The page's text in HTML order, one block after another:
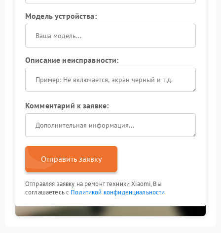
Модель устройства:
Описание неисправности:
Комментарий к заявке:
Отправить заявку
Отправляя заявку на ремонт техники Xiaomi, Вы
соглашаетесь с Политикой конфиденциальности